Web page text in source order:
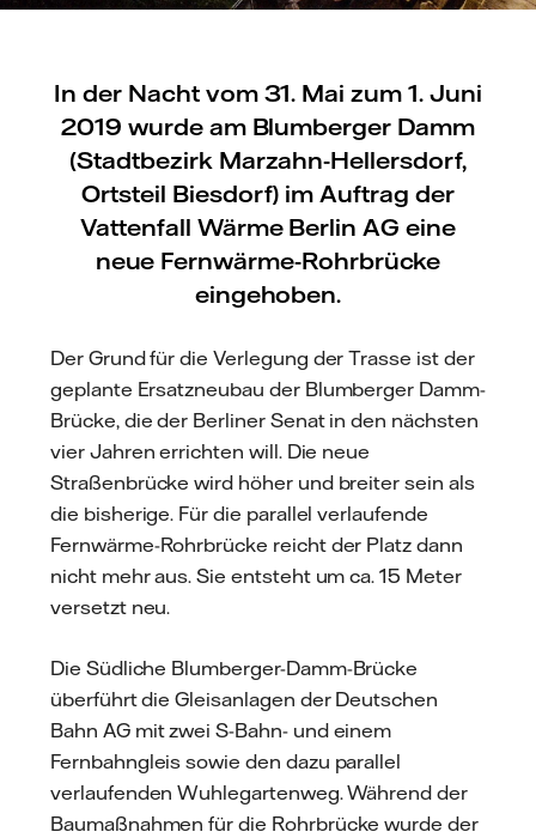
In der Nacht vom 31. Mai zum 1. Juni
2019 wurde am Blumberger Damm
(Stadtbezirk Marzahn-Hellersdorf,
Ortsteil Biesdorf) im Auftrag der
Vattenfall Wärme Berlin AG eine
neue Fernwärme-Rohrbrücke
eingehoben.
Der Grund für die Verlegung der Trasse ist der
geplante Ersatzneubau der Blumberger Damm-
Brücke, die der Berliner Senat in den nächsten
vier Jahren errichten will. Die neue
Straßenbrücke wird höher und breiter sein als
die bisherige. Für die parallel verlaufende
Fernwärme-Rohrbrücke reicht der Platz dann
nicht mehr aus. Sie entsteht um ca. 15 Meter
versetzt neu.
Die Südliche Blumberger-Damm-Brücke
überführt die Gleisanlagen der Deutschen
Bahn AG mit zwei S-Bahn- und einem
Fernbahngleis sowie den dazu parallel
verlaufenden Wuhlegartenweg. Während der
Baumaßnahmen für die Rohrbrücke wurde der